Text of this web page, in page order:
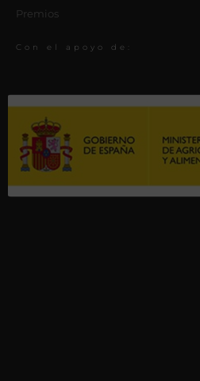
Premios
Con el apoyo de: